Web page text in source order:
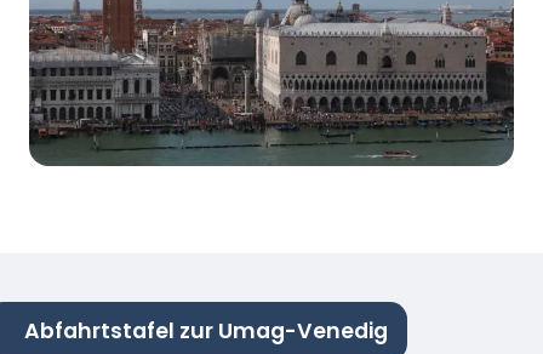
Abfahrtstafel zur Umag-Venedig